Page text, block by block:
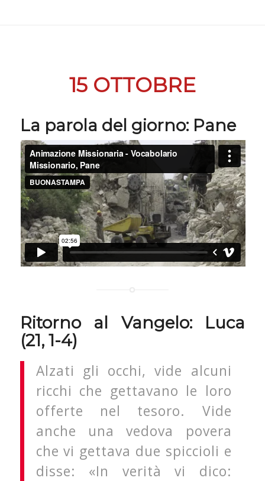
15 OTTOBRE
La parola del giorno: Pane
Ritorno al Vangelo: Luca
(21, 1-4)
Alzati gli occhi, vide alcuni
ricchi che gettavano le loro
offerte nel tesoro. Vide
anche una vedova povera
che vi gettava due spiccioli e
disse: «In verità vi dico: